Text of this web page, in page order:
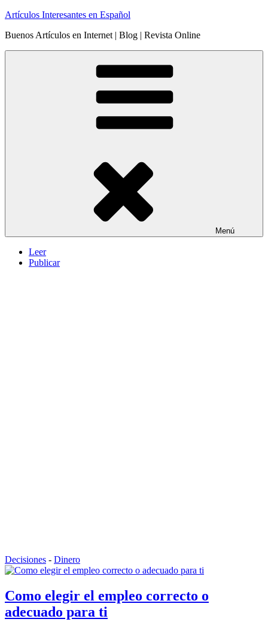
Saltar
contenido
Artículos Interesantes en Español
Buenos Artículos en Internet | Blog | Revista Online
Menú
Leer
Publicar
Decisiones - Dinero
Como elegir el empleo correcto o
adecuado para ti